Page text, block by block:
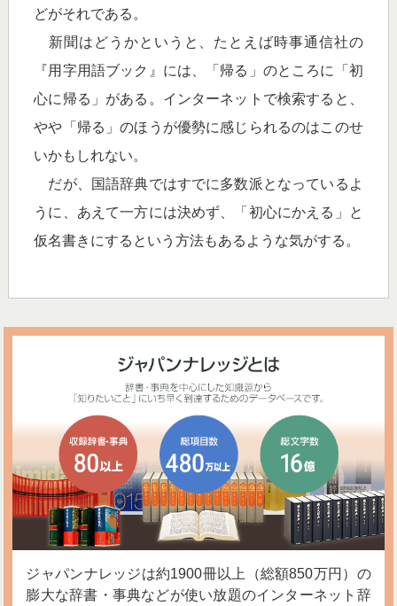
どがそれである。
新聞はどうかというと、たとえば時事通信社の
『用字用語ブック』には、「帰る」のところに「初
心に帰る」がある。インターネットで検索すると、
やや「帰る」のほうが優勢に感じられるのはこのせ
いかもしれない。
だが、国語辞典ではすでに多数派となっているよ
うに、あえて一方には決めず、「初心にかえる」と
仮名書きにするという方法もあるような気がする。
ジャパンナレッジは約1900冊以上（総額850万円）の
膨大な辞書・事典などが使い放題のインターネット辞